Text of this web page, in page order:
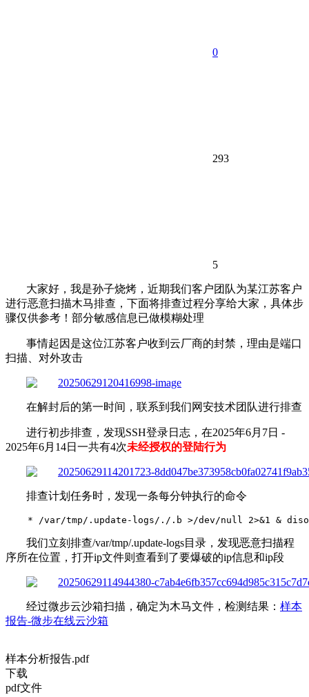
0
293
5
大家好，我是孙子烧烤，近期我们客户团队为某江苏客户
进行恶意扫描木马排查，下面将排查过程分享给大家，具体步
骤仅供参考！部分敏感信息已做模糊处理
事情起因是这位江苏客户收到云厂商的封禁，理由是端口
扫描、对外攻击
在解封后的第一时间，联系到我们网安技术团队进行排查
进行初步排查，发现SSH登录日志，在2025年6月7日 -
2025年6月14日一共有4次未经授权的登陆行为
排查计划任务时，发现一条每分钟执行的命令
* /var/tmp/.update-logs/./.b >/dev/null 2>&1 &
我们立刻排查/var/tmp/.update-logs目录，发现恶意扫描程
序所在位置，打开ip文件则查看到了要爆破的ip信息和ip段
经过微步云沙箱扫描，确定为木马文件，检测结果： 样本
报告-微步在线云沙箱
样本分析报告.pdf
下载
pdf文件